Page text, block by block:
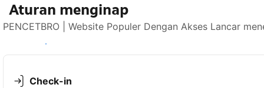
Aturan menginap
PENCETBRO | Website Populer Dengan Akses Lancar
Lihat ketersediaan
Check-in